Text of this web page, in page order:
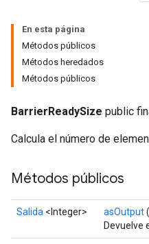
En esta página
Métodos públicos
Métodos heredados
Métodos públicos
BarrierReadySize public
Calcula el número de
Métodos públicos
Salida <Integer> asOutput
Devuelve